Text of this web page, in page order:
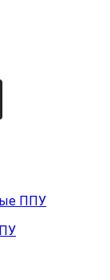
ППУ